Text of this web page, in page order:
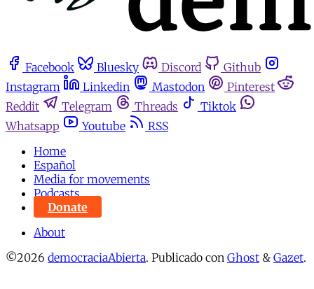
Facebook Bluesky Discord
Github
Instagram
Linkedin Mastodon
Pinterest
Reddit
Telegram Threads
Tiktok
Whatsapp
Youtube
RSS
Home
Español
Media for movements
Podcasts
Donate
About
©2026 democraciaAbierta. Publicado con Ghost & Gazet.